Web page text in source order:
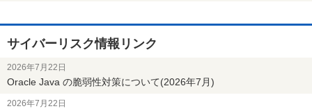
サイバーリスク情報リンク
2026年7月22日
Oracle Java の脆弱性対策について(2026年7月)
2026年7月22日